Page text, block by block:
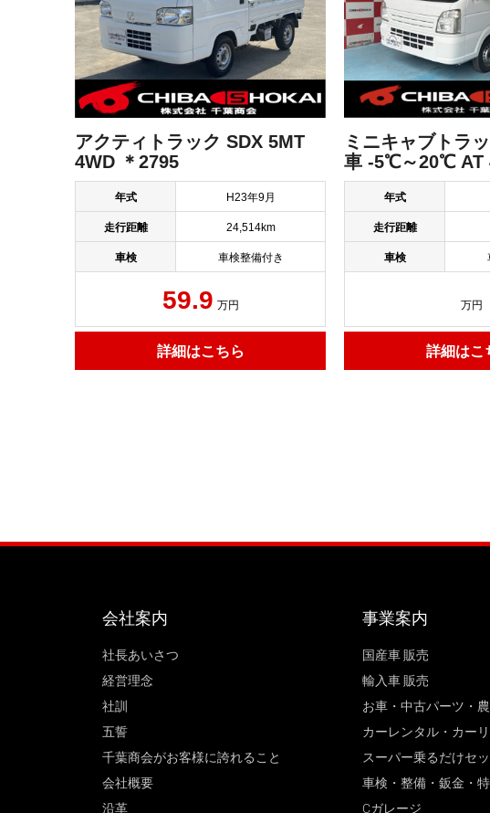
アクティトラック SDX 5MT
4WD ＊2795
年式 H23年9月
走行距離 24,514km
車検 車検整備付き
59.9 万円
詳細はこちら
ミニキャブトラ
車 -5℃～20℃ AT
年式
走行距離
車検
万円
詳細はこ
会社案内
社長あいさつ
経営理念
社訓
五誓
千葉商会がお客様に誇れること
会社概要
沿革
事業案内
国産車 販売
輸入車 販売
お車・中古パーツ・
カーレンタル・カー
スーパー乗るだけセッ
車検・整備・鈑金・
Cガレージ